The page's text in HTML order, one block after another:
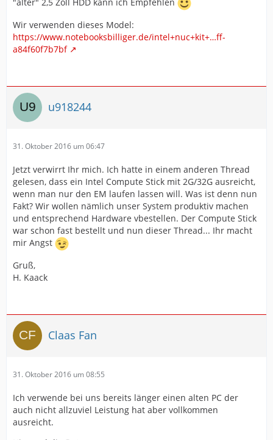
Wir verwenden dieses Model:
https://www.notebooksbilliger.de/intel+nuc+kit+…ff-
a84f60f7b7bf
u918244
31. Oktober 2016 um 06:47
Jetzt verwirrt Ihr mich. Ich hatte in einem anderen Thread
gelesen, dass ein Intel Compute Stick mit 2G/32G ausreicht,
wenn man nur den EM laufen lassen will. Was ist denn nun
Fakt? Wir wollen nämlich unser System produktiv machen
und entsprechend Hardware vbestellen. Der Compute Stick
war schon fast bestellt und nun dieser Thread... Ihr macht
mir Angst
Gruß,
H. Kaack
Claas Fan
31. Oktober 2016 um 08:55
Ich verwende bei uns bereits länger einen alten PC der
auch nicht allzuviel Leistung hat aber vollkommen
ausreicht.